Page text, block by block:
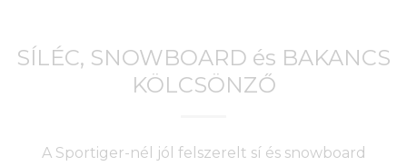
SÍLÉC, SNOWBOARD és BAKANCS
KÖLCSÖNZŐ
A Sportiger-nél jól felszerelt sí és snowboard